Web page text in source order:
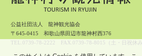
公益社団法人 龍神観光協会
〒645-0415 和歌山県田辺市龍神村西376
TEL.0739-78-2222 FAX.0739-78-8015（土・日祝休